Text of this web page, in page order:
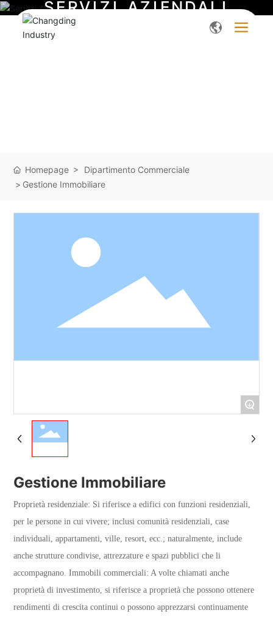
SERVIZI AZIENDALI
Homepage
Dipartimento Commerciale
Gestione Immobiliare
+
Gestione Immobiliare
Proprietà residenziale: Si riferisce a edifici con funzioni residenziali,
per le persone in cui vivere; inclusi comunità residenziali, case
individuali, appartamenti, ville, resort, ecc.; naturalmente, include
anche strutture condivise, attrezzature e spazi pubblici che li
accompagnano. Immobili commerciali: A volte chiamati anche
proprietà di investimento, si riferisce a proprietà che possono ottenere
rendimenti di crescita continui o possono apprezzarsi continuamente